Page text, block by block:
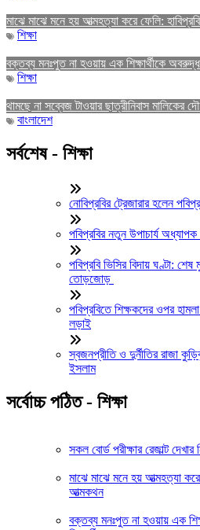
মাঝে মাঝে মনে হয় আত্মহত্যা করে ফেলি:
শিক্ষা
বক্তব্য মনঃপুত না হওয়ায় এক শিক্ষার্থীকে অবরুদ্ধ
শিক্ষা
থামছে না সব্বেজ টাওয়ার ছাত্রীনিবাস মালিকের
বাংলাদেশ
সর্বশেষ - শিক্ষা
নোবিপ্রবির ট্রেজারার হলেন
পবিপ্রবির নতুন উপাচার্য
পবিপ্রবি ভিসির বিদায় ঘণ্টা:
তোড়জোড়
পবিপ্রবিতে শিক্ষকদের ওপর
লড়াই
স্বজনপ্রীতি ও দুর্নীতির রাজা
ইসলাম
সর্বোচ্চ পঠিত - শিক্ষা
সকল বোর্ড পরীক্ষার রেজাল্ট দেখার
মাঝে মাঝে মনে হয় আত্মহত্যা
আত্মকথন
বক্তব্য মনঃপুত না হওয়ায় এক